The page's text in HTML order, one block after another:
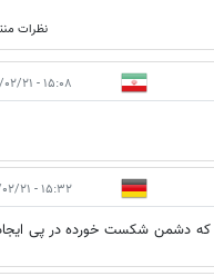
نظرات
۱۵:۰۸ - ۱۴۰۵/۰۲/۲۱
۱۵:۳۲ - ۱۴۰۵/۰۲/۲۱
که دشمن شکست خورده در پی